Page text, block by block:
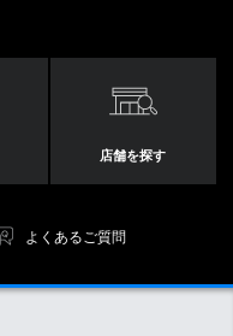
店舗を探す
よくあるご質問